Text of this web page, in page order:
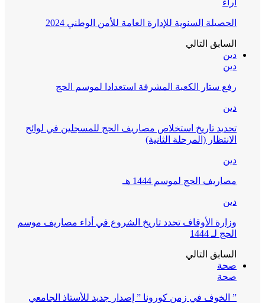
آراء
الحصيلة السنوية للإدارة العامة للأمن الوطني 2024
السابق التالي
دين
دين
رفع ستار الكعبة المشرفة استعدادا لموسم الحج
دين
تحديد تاريخ استخلاص مصاريف الحج للمسجلين في لوائح
الانتظار (المرحلة الثانية)
دين
مصاريف الحج لموسم 1444 هـ
دين
وزارة الأوقاف تحدد تاريخ الشروع في أداء مصاريف موسم
الحج لـ 1444
السابق التالي
صحة
صحة
” الخوف في زمن كورونا ” إصدار جديد للأستاذ الجامعي